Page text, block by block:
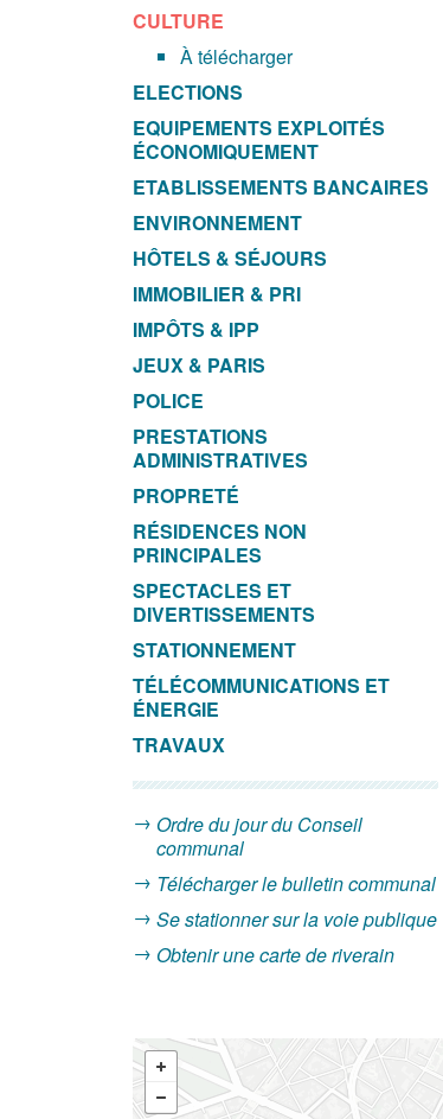
CULTURE
À télécharger
ELECTIONS
EQUIPEMENTS EXPLOITÉS
ÉCONOMIQUEMENT
ETABLISSEMENTS BANCAIRES
ENVIRONNEMENT
HÔTELS & SÉJOURS
IMMOBILIER & PRI
IMPÔTS & IPP
JEUX & PARIS
POLICE
PRESTATIONS
ADMINISTRATIVES
PROPRETÉ
RÉSIDENCES NON
PRINCIPALES
SPECTACLES ET
DIVERTISSEMENTS
STATIONNEMENT
TÉLÉCOMMUNICATIONS ET
ÉNERGIE
TRAVAUX
Ordre du jour du Conseil
communal
Télécharger le bulletin communal
Se stationner sur la voie publique
Obtenir une carte de riverain